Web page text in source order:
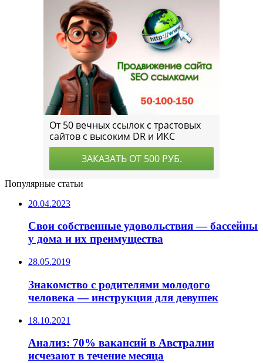
Популярные статьи
20.04.2023
Свои собственные удовольствия — бассейны
у дома и их преимущества
28.05.2019
Знакомство с родителями молодого
человека — инструкция для девушек
18.10.2021
Анализ: 70% вакансий в Австралии
исчезают в течение месяца